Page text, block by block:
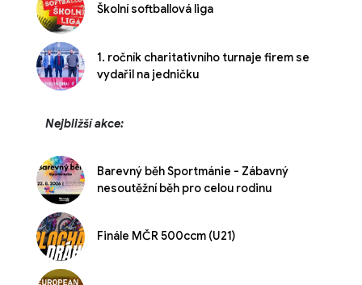
Školní softballová liga
1. ročník charitativního turnaje firem se
vydařil na jedničku
Nejbližší akce:
Barevný běh Sportmánie - Zábavný
nesoutěžní běh pro celou rodinu
Finále MČR 500ccm (U21)